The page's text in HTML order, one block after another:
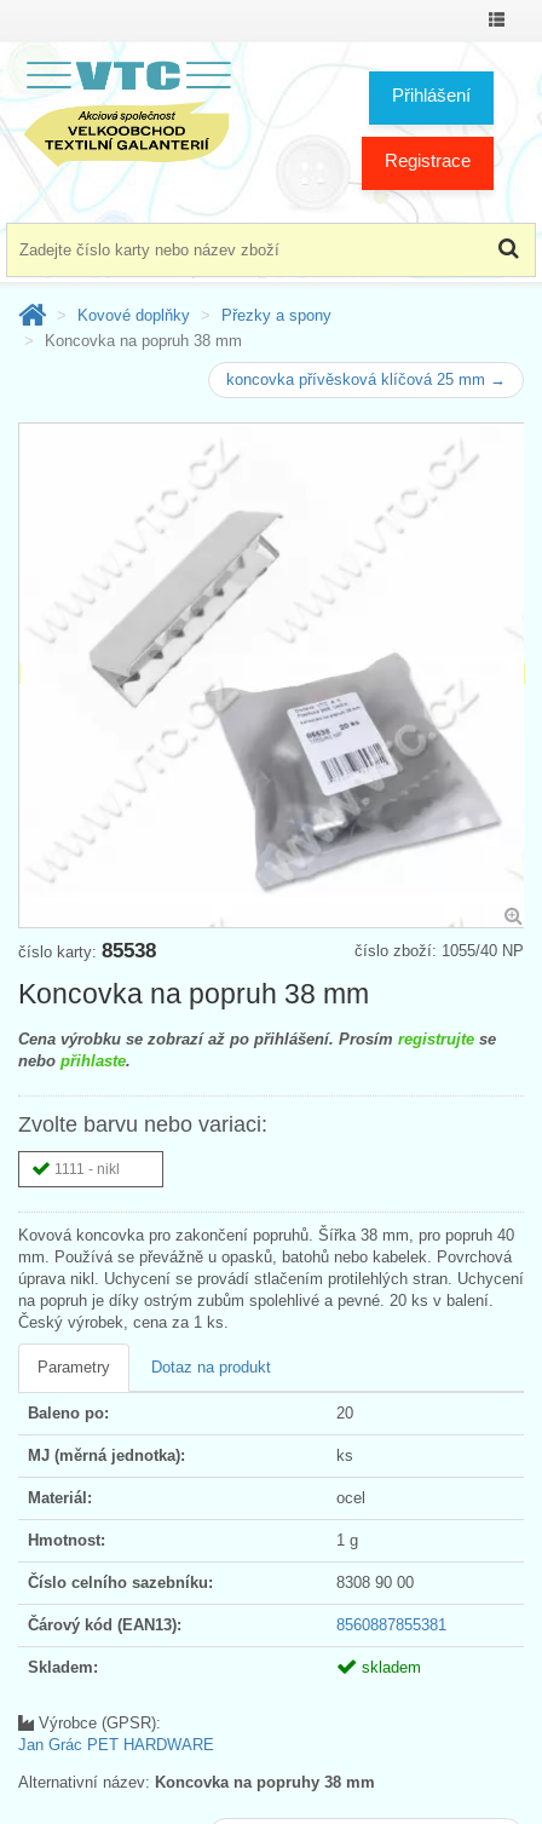
Přihlášení
Registrace
Kovové doplňky
Přezky a spony
Koncovka na popruh 38 mm
koncovka přívěsková klíčová 25 mm →
číslo zboží: 1055/40 NP
číslo karty: 85538
Koncovka na popruh 38 mm
Cena výrobku se zobrazí až po přihlášení. Prosím registrujte se
nebo přihlaste.
Zvolte barvu nebo variaci:
1111 - nikl
Kovová koncovka pro zakončení popruhů. Šířka 38 mm, pro popruh 40
mm. Používá se převážně u opasků, batohů nebo kabelek. Povrchová
úprava nikl. Uchycení se provádí stlačením protilehlých stran. Uchycení
na popruh je díky ostrým zubům spolehlivé a pevné. 20 ks v balení.
Český výrobek, cena za 1 ks.
Parametry Dotaz na produkt
Baleno po: 20
MJ (měrná jednotka): ks
Materiál: ocel
Hmotnost: 1 g
Číslo celního sazebníku: 8308 90 00
Čárový kód (EAN13): 8560887855381
Skladem: skladem
Výrobce (GPSR):
Jan Grác PET HARDWARE
Alternativní název: Koncovka na popruhy 38 mm